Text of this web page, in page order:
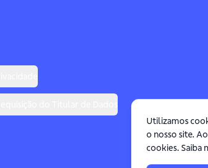
Utilizamos
o nosso site.
cookies. Saiba